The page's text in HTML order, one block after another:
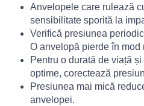
Anvelopele care rulează
sensibilitate sporită la
Verifică presiunea
O anvelopă pierde în mod
Pentru o durată de viață
optime, corectează
Presiunea mai mică
anvelopei.